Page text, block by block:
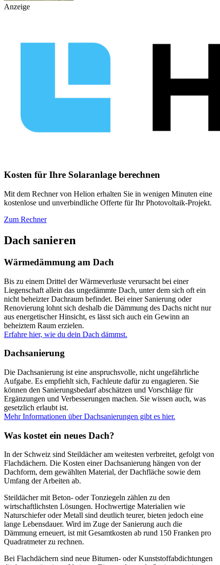
Anzeige
Kosten für Ihre Solaranlage berechnen
Mit dem Rechner von Helion erhalten Sie in wenigen Minuten eine
kostenlose und unverbindliche Offerte für Ihr Photovoltaik-Projekt.
Zum Rechner
Dach sanieren
Wärmedämmung am Dach
Bis zu einem Drittel der Wärmeverluste verursacht bei einer
Liegenschaft allein das ungedämmte Dach, unter dem sich oft ein
nicht beheizter Dachraum befindet. Bei einer Sanierung oder
Renovierung lohnt sich deshalb die Dämmung des Dachs nicht nur
aus energetischer Hinsicht, es lässt sich auch ein Gewinn an
beheiztem Raum erzielen.
Erfahre hier, wie du dein Dach dämmst.
Dachsanierung
Die Dachsanierung ist eine anspruchsvolle, nicht ungefährliche
Aufgabe. Es empfiehlt sich, Fachleute dafür zu engagieren. Sie
können den Sanierungsbedarf abschätzen und Vorschläge für
Ergänzungen und Verbesserungen machen. Sie wissen auch, was
gesetzlich erlaubt ist.
Mehr Informationen über Dachsanierungen gibt es hier.
Was kostet ein neues Dach?
In der Schweiz sind Steildächer am weitesten verbreitet, gefolgt von
Flachdächern. Die Kosten einer Dachsanierung hängen von der
Dachform, dem gewählten Material, der Dachfläche sowie dem
Umfang der Arbeiten ab.
Steildächer mit Beton- oder Tonziegeln zählen zu den
wirtschaftlichsten Lösungen. Hochwertige Materialien wie
Naturschiefer oder Metall sind deutlich teurer, bieten jedoch eine
lange Lebensdauer. Wird im Zuge der Sanierung auch die
Dämmung erneuert, ist mit Gesamtkosten ab rund 150 Franken pro
Quadratmeter zu rechnen.
Bei Flachdächern sind neue Bitumen- oder Kunststoffabdichtungen